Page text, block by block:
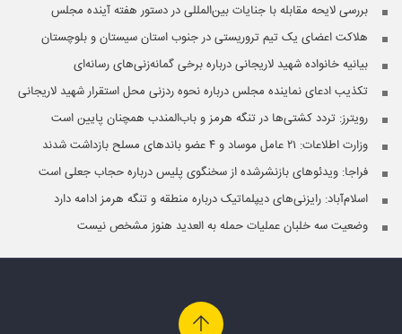
بررسی لایحه مقابله با جنایات بین‌المللی در دستور هفته آینده مجلس
هلاکت اعضای یک تیم تروریستی در جنوب استان سیستان و بلوچستان
بیانیه خانواده شهید لاریجانی درباره برخی گمانه‌زنی‌های رسانه‌ای
تکذیب ادعای نماینده مجلس درباره نحوه ردزنی محل استقرار شهید لاریجانی
رویترز: تردد کشتی‌ها در تنگه هرمز و باب‌المندب همچنان پایین است
وزارت اطلاعات: ۲۱ عامل موساد و ۴ عضو باندهای مسلح بازداشت شدند
فراجا: ویدئوهای بازنشرشده از سخنگوی پلیس درباره حجاب جعلی است
اسلام‌آباد: رایزنی‌های دیپلماتیک درباره منطقه و تنگه هرمز ادامه دارد
وضعیت سه خلبان عملیات حمله به العدید هنوز مشخص نیست